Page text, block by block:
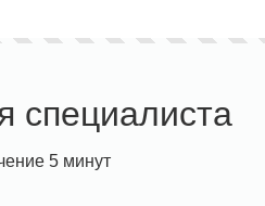
специалиста
5 минут